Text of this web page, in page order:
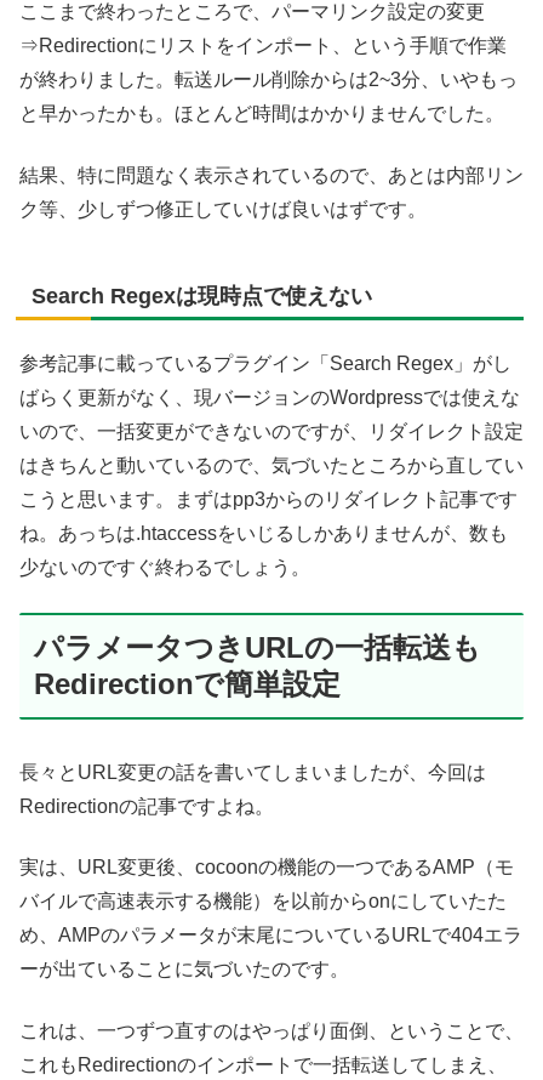
ここまで終わったところで、パーマリンク設定の変更
⇒Redirectionにリストをインポート、という手順で作業
が終わりました。転送ルール削除からは2~3分、いやもっ
と早かったかも。ほとんど時間はかかりませんでした。
結果、特に問題なく表示されているので、あとは内部リン
ク等、少しずつ修正していけば良いはずです。
Search Regexは現時点で使えない
参考記事に載っているプラグイン「Search Regex」がし
ばらく更新がなく、現バージョンのWordpressでは使えな
いので、一括変更ができないのですが、リダイレクト設定
はきちんと動いているので、気づいたところから直してい
こうと思います。まずはpp3からのリダイレクト記事です
ね。あっちは.htaccessをいじるしかありませんが、数も
少ないのですぐ終わるでしょう。
パラメータつきURLの一括転送も
Redirectionで簡単設定
長々とURL変更の話を書いてしまいましたが、今回は
Redirectionの記事ですよね。
実は、URL変更後、cocoonの機能の一つであるAMP（モ
バイルで高速表示する機能）を以前からonにしていたた
め、AMPのパラメータが末尾についているURLで404エラ
ーが出ていることに気づいたのです。
これは、一つずつ直すのはやっぱり面倒、ということで、
これもRedirectionのインポートで一括転送してしまえ、